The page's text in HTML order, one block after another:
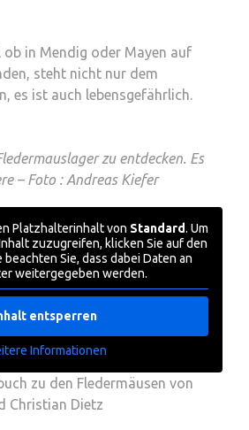
ob in Mendig oder Mayen auf
steht nicht nur dem
es ist auch lebensgefährlich.
zu entdecken. Es
– Foto : Andreas Kiefer
Platzhalterinhalt von Standard. Um
zuzugreifen, klicken Sie auf den
Sie, dass dabei Daten an
weitergegeben werden.
entsperren
Informationen
zu den Fledermäusen von
Christian Dietz